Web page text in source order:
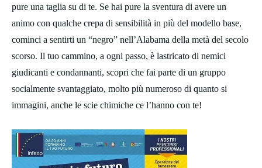
pure una taglia su di te. Se hai pure la sventura di avere un
animo con qualche crepa di sensibilità in più del modello base,
cominci a sentirti un “negro” nell’Alabama della metà del secolo
scorso. Il tuo cammino, a ogni passo, è lastricato di nemici
giudicanti e condannanti, scopri che fai parte di un gruppo
socialmente svantaggiato, molto più numeroso di quanto si
immagini, anche le scie chimiche ce l’hanno con te!